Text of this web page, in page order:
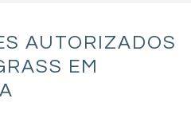
AUTORIZADOS
EM